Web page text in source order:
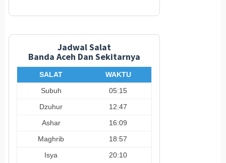
Jadwal Salat
Banda Aceh Dan Sekitarnya
SALAT
WAKTU
Subuh
05:15
Dzuhur
12:47
Ashar
16:09
Maghrib
18:57
Isya
20:10